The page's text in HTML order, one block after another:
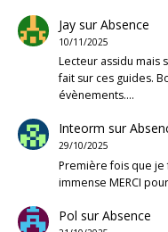
JaysurAbsence
10/11/2025
Lecteur assidu mais
fait sur ces guides.
évènements.…
Inteorm sur
29/10/2025
Première fois que je
immense MERCI
Pol surAbsence